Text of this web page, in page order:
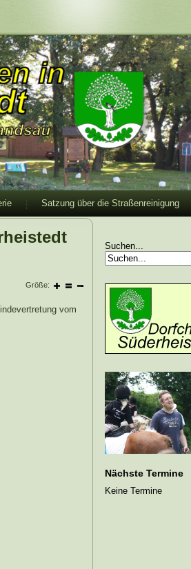
Satzung über die Straßenreinigung
Größe:
vom
Suchen...
Nächste Termine
Keine Termine